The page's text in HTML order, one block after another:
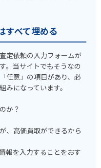
すべて埋める
定依頼の入力フォームが
。当サイトでもそうなの
任意」の項目があり、必
になっています。
か？
、高価買取ができるから
報を入力することをおす